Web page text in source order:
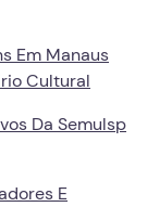
Em Manaus
Cultural
Da Semulsp
E